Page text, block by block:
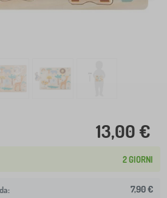
13,00 €
2 GIORNI
7,90 €